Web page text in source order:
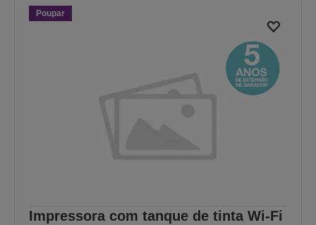
Poupar
Impressora com tanque de tinta Wi-Fi